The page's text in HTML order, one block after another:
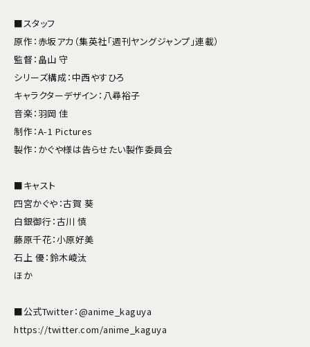
■スタッフ
原作：赤坂アカ（集英社「週刊ヤングジャンプ」連載）
監督：畠山 守
シリーズ構成：中西やすひろ
キャラクターデザイン：八尋裕子
音楽：羽岡 佳
制作：A-1 Pictures
製作：かぐや様は告らせたい製作委員会
■キャスト
四宮かぐや：古賀 葵
白銀御行：古川 慎
藤原千花：小原好美
石上 優：鈴木崚汰
ほか
■公式Twitter：@anime_kaguya
https://twitter.com/anime_kaguya